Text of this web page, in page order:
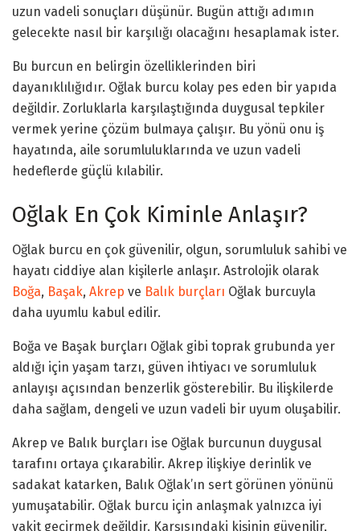
uzun vadeli sonuçları düşünür. Bugün attığı adımın
gelecekte nasıl bir karşılığı olacağını hesaplamak ister.
Bu burcun en belirgin özelliklerinden biri
dayanıklılığıdır. Oğlak burcu kolay pes eden bir yapıda
değildir. Zorluklarla karşılaştığında duygusal tepkiler
vermek yerine çözüm bulmaya çalışır. Bu yönü onu iş
hayatında, aile sorumluluklarında ve uzun vadeli
hedeflerde güçlü kılabilir.
Oğlak En Çok Kiminle Anlaşır?
Oğlak burcu en çok güvenilir, olgun, sorumluluk sahibi ve
hayatı ciddiye alan kişilerle anlaşır. Astrolojik olarak
Boğa, Başak, Akrep ve Balık burçları Oğlak burcuyla
daha uyumlu kabul edilir.
Boğa ve Başak burçları Oğlak gibi toprak grubunda yer
aldığı için yaşam tarzı, güven ihtiyacı ve sorumluluk
anlayışı açısından benzerlik gösterebilir. Bu ilişkilerde
daha sağlam, dengeli ve uzun vadeli bir uyum oluşabilir.
Akrep ve Balık burçları ise Oğlak burcunun duygusal
tarafını ortaya çıkarabilir. Akrep ilişkiye derinlik ve
sadakat katarken, Balık Oğlak’ın sert görünen yönünü
yumuşatabilir. Oğlak burcu için anlaşmak yalnızca iyi
vakit geçirmek değildir. Karşısındaki kişinin güvenilir,